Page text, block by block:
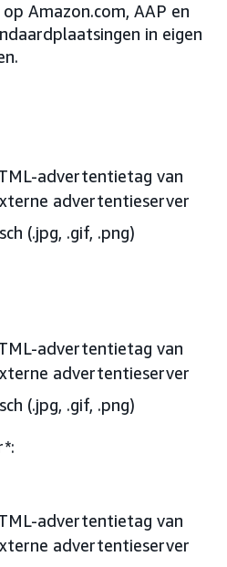
Amazon.com, AAP en
in eigen
advertentietag van
advertentieserver
(.jpg, .gif, .png)
advertentietag van
advertentieserver
(.jpg, .gif, .png)
advertentietag van
advertentieserver